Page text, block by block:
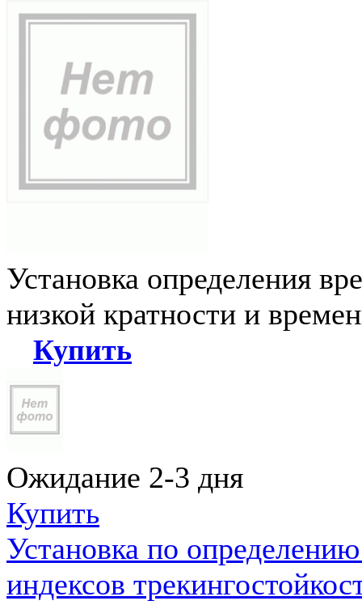
Установка определения
низкой кратности и
Купить
Ожидание 2-3 дня
Купить
Установка по
индексов